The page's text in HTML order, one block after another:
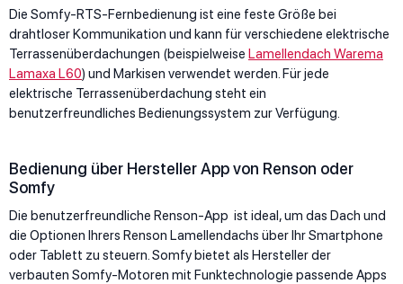
Die Somfy-RTS-Fernbedienung ist eine feste Größe bei
drahtloser Kommunikation und kann für verschiedene elektrische
Terrassenüberdachungen (beispielweise Lamellendach Warema
Lamaxa L60) und Markisen verwendet werden. Für jede
elektrische Terrassenüberdachung steht ein
benutzerfreundliches Bedienungssystem zur Verfügung.
Bedienung über Hersteller App von Renson oder
Somfy
Die benutzerfreundliche Renson-App ist ideal, um das Dach und
die Optionen Ihrers Renson Lamellendachs über Ihr Smartphone
oder Tablett zu steuern. Somfy bietet als Hersteller der
verbauten Somfy-Motoren mit Funktechnologie passende Apps